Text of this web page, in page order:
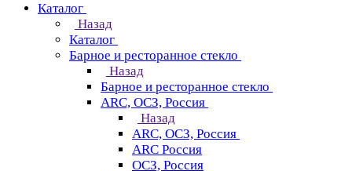
Каталог
Назад
Каталог
Барное и ресторанное стекло
Назад
Барное и ресторанное стекло
ARC, ОСЗ, Россия
Назад
ARC, ОСЗ, Россия
ARC Россия
ОСЗ, Россия